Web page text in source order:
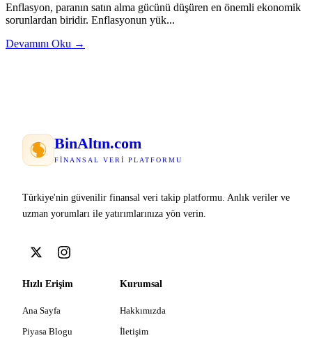
Enflasyon, paranın satın alma gücünü düşüren en önemli ekonomik
sorunlardan biridir. Enflasyonun yük...
Devamını Oku →
BinAltın.com
FINANSAL VERI PLATFORMU
Türkiye'nin güvenilir finansal veri takip platformu. Anlık veriler ve
uzman yorumları ile yatırımlarınıza yön verin.
Hızlı Erişim
Ana Sayfa
Piyasa Blogu
Kurumsal
Hakkımızda
İletişim